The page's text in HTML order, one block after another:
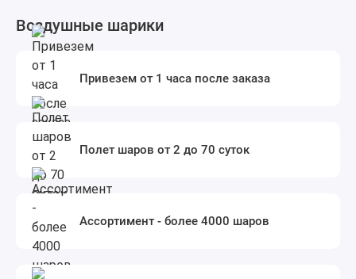
Воздушные шарики
Привезем от 1 часа после заказа
Полет шаров от 2 до 70 суток
Ассортимент - более 4000 шаров